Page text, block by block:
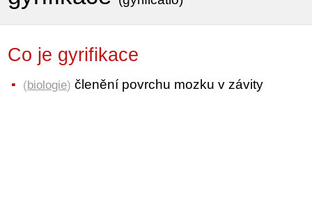
Co je gyrifikace
(biologie) členění povrchu mozku v závity